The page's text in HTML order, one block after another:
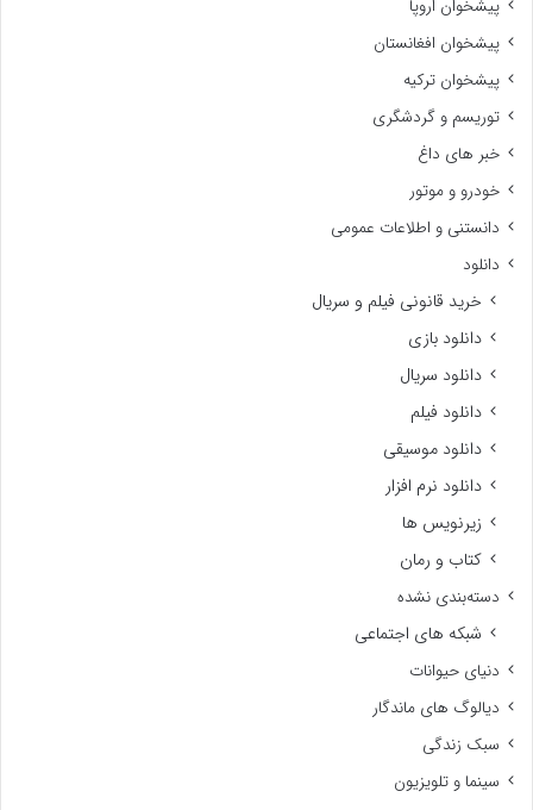
پیشخوان اروپا
پیشخوان افغانستان
پیشخوان ترکیه
توریسم و گردشگری
خبر های داغ
خودرو و موتور
دانستنی و اطلاعات عمومی
دانلود
خرید قانونی فیلم و سریال
دانلود بازی
دانلود سریال
دانلود فیلم
دانلود موسیقی
دانلود نرم افزار
زیرنویس ها
کتاب و رمان
دسته‌بندی نشده
شبکه های اجتماعی
دنیای حیوانات
دیالوگ های ماندگار
سبک زندگی
سینما و تلویزیون